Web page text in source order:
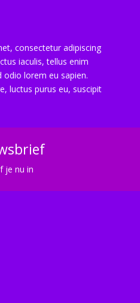
consectetur adipiscing
iaculis, tellus enim
odio lorem eu sapien.
luctus purus eu, suscipit
je nu in